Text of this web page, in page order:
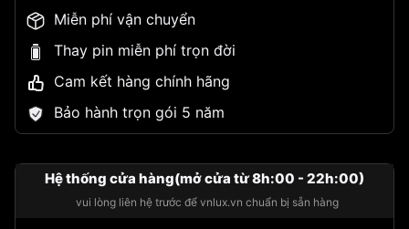
Miễn phí vận chuyển
Thay pin miễn phí trọn đời
Cam kết hàng chính hãng
Bảo hành trọn gói 5 năm
Hệ thống cửa hàng(mở cửa từ 8h:00 - 22h:00)
vui lòng liên hệ trước để vnlux.vn chuẩn bị sẵn hàng